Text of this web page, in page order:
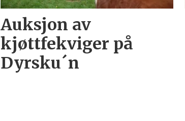
Auksjon av
kjøttfekviger på
Dyrsku´n